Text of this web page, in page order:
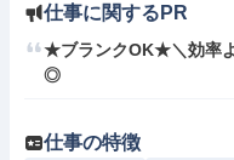
仕事に関するPR
★ブランクOK★＼効率
◎
仕事の特徴